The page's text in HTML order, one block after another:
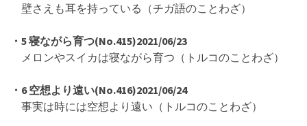
壁さえも耳を持っている（チガ語のことわざ）
・5 寝ながら育つ(No.415)2021/06/23
メロンやスイカは寝ながら育つ（トルコのことわざ）
・6 空想より遠い(No.416)2021/06/24
事実は時には空想より遠い（トルコのことわざ）